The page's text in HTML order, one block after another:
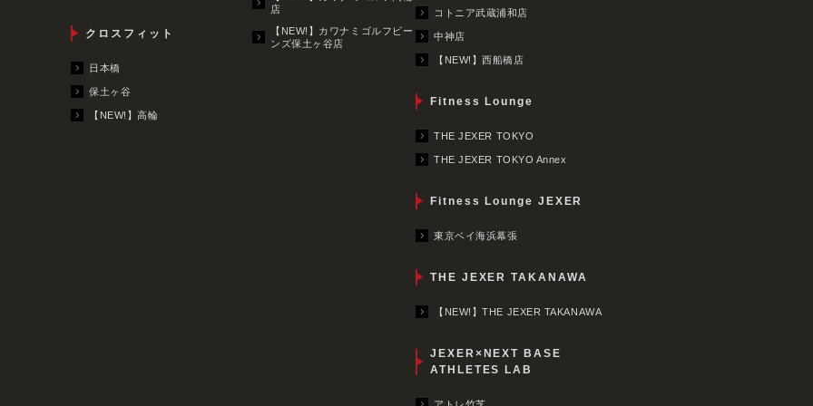
クロスフィット
日本橋
保土ヶ谷
【NEW!】高輪
店
【NEW!】カワナミゴルフビー
ンズ保土ヶ谷店
コトニア武蔵浦和店
中神店
【NEW!】西船橋店
Fitness Lounge
THE JEXER TOKYO
THE JEXER TOKYO Annex
Fitness Lounge JEXER
東京ベイ海浜幕張
THE JEXER TAKANAWA
【NEW!】THE JEXER TAKANAWA
JEXER×NEXT BASE
ATHLETES LAB
アトレ竹芝